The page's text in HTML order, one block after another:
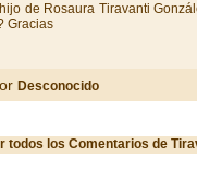
de Rosaura Tiravanti
Gracias
Desconocido
todos los Comentarios de